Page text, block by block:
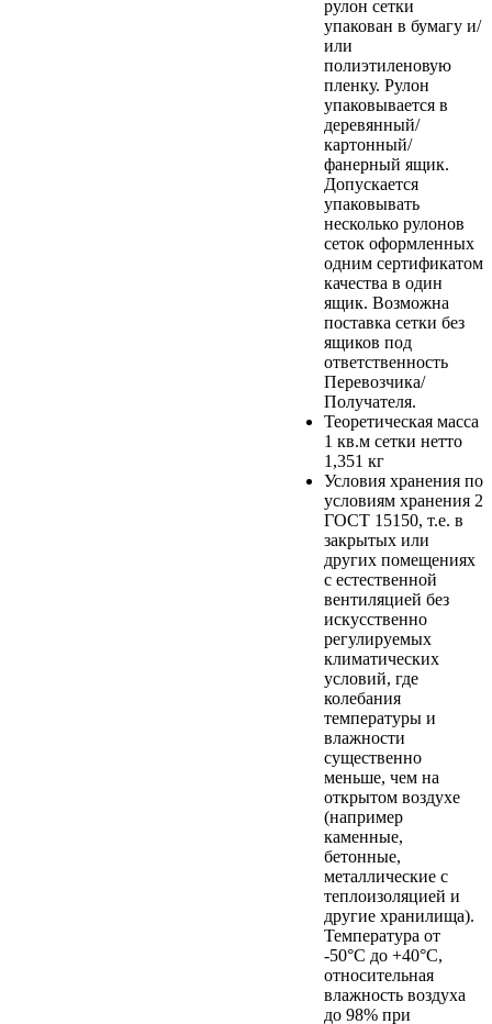
рулон сетки
упакован в бумагу и/
или
полиэтиленовую
пленку. Рулон
упаковывается в
деревянный/
картонный/
фанерный ящик.
Допускается
упаковывать
несколько рулонов
сеток оформленных
одним сертификатом
качества в один
ящик. Возможна
поставка сетки без
ящиков под
ответственность
Перевозчика/
Получателя.
Теоретическая масса
1 кв.м сетки нетто
1,351 кг
Условия хранения по
условиям хранения 2
ГОСТ 15150, т.е. в
закрытых или
других помещениях
с естественной
вентиляцией без
искусственно
регулируемых
климатических
условий, где
колебания
температуры и
влажности
существенно
меньше, чем на
открытом воздухе
(например
каменные,
бетонные,
металлические с
теплоизоляцией и
другие хранилища).
Температура от
-50°С до +40°С,
относительная
влажность воздуха
до 98% при